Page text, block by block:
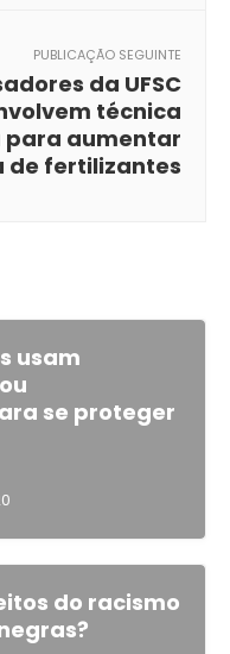
PUBLICAÇÃO SEGUINTE
da UFSC
técnica
para aumentar
de fertilizantes
usam
se proteger
do racismo